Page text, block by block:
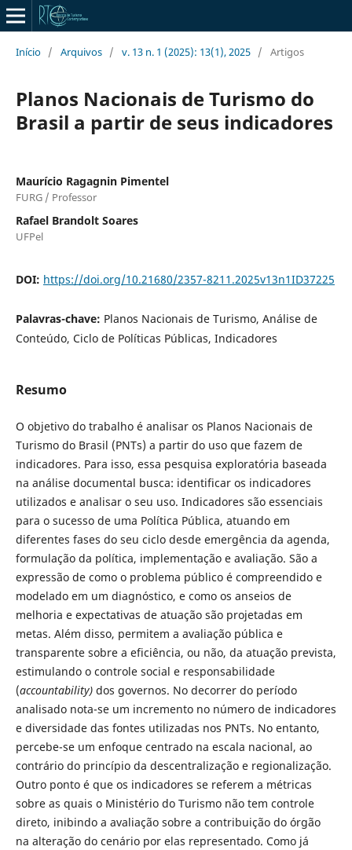
Início / Arquivos / v. 13 n. 1 (2025): 13(1), 2025 / Artigos
Planos Nacionais de Turismo do
Brasil a partir de seus indicadores
Maurício Ragagnin Pimentel
FURG / Professor
Rafael Brandolt Soares
UFPel
DOI: https://doi.org/10.21680/2357-8211.2025v13n1ID37225
Palavras-chave: Planos Nacionais de Turismo, Análise de
Conteúdo, Ciclo de Políticas Públicas, Indicadores
Resumo
O objetivo do trabalho é analisar os Planos Nacionais de
Turismo do Brasil (PNTs) a partir do uso que fazem de
indicadores. Para isso, essa pesquisa exploratória baseada
na análise documental busca: identificar os indicadores
utilizados e analisar o seu uso. Indicadores são essenciais
para o sucesso de uma Política Pública, atuando em
diferentes fases do seu ciclo desde emergência da agenda,
formulação da política, implementação e avaliação. São a
expressão de como o problema público é compreendido e
modelado em um diagnóstico, e como os anseios de
melhoria e expectativas de atuação são projetadas em
metas. Além disso, permitem a avaliação pública e
transparente sobre a eficiência, ou não, da atuação prevista,
estimulando o controle social e responsabilidade
(accountability) dos governos. No decorrer do período
analisado nota-se um incremento no número de indicadores
e diversidade das fontes utilizadas nos PNTs. No entanto,
percebe-se um enfoque centrado na escala nacional, ao
contrário do princípio da descentralização e regionalização.
Outro ponto é que os indicadores se referem a métricas
sobre as quais o Ministério do Turismo não tem controle
direto, inibindo a avaliação sobre a contribuição do órgão
na alteração do cenário por elas representado. Como já